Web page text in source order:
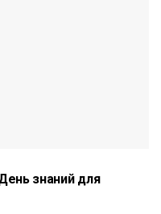
знаний для